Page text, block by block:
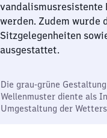
vandalismusresistente
werden. Zudem wurde
Sitzgelegenheiten
ausgestattet.
Die grau-grüne
Wellenmuster diente als
Umgestaltung der